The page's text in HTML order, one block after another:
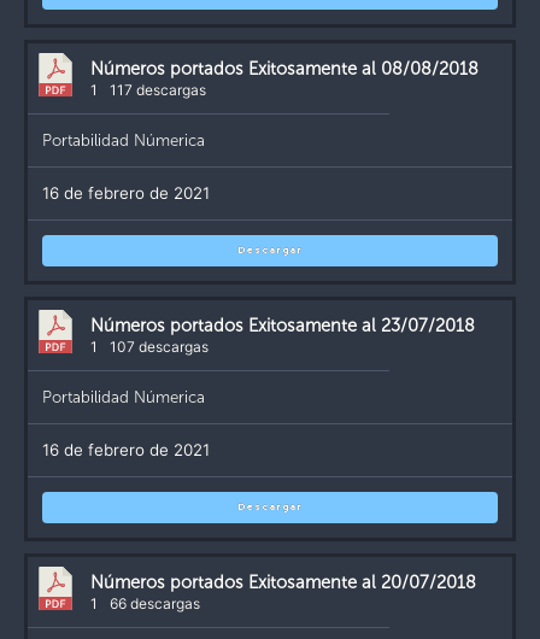
Números portados Exitosamente al 08/08/2018
1 117 descargas
Portabilidad Númerica
16 de febrero de 2021
Descargar
Números portados Exitosamente al 23/07/2018
1 107 descargas
Portabilidad Númerica
16 de febrero de 2021
Descargar
Números portados Exitosamente al 20/07/2018
1 66 descargas